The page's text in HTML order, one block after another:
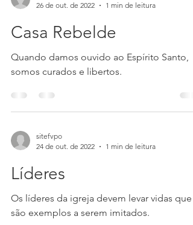
26 de out. de 2022
1 min de leitura
Casa Rebelde
Quando damos ouvido ao Espírito Santo,
somos curados e libertos.
sitefvpo
24 de out. de 2022
1 min de leitura
Líderes
Os líderes da igreja devem levar vidas que
são exemplos a serem imitados.